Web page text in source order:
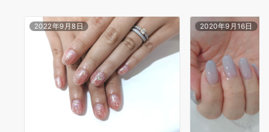
2022年9月8日 2020年9月16日